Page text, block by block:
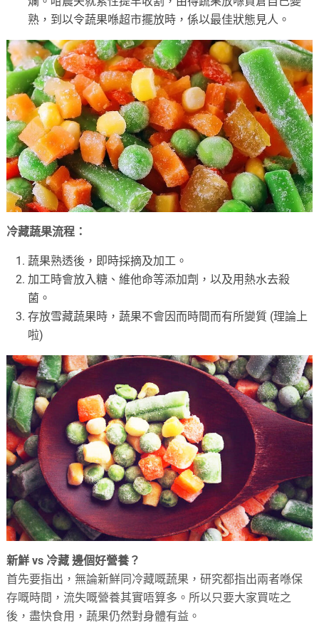
熟，到以令蔬果喺超市擺放時，係以最佳狀態見人。
冷藏蔬果流程：
蔬果熟透後，即時採摘及加工。
加工時會放入糖、維他命等添加劑，以及用熱水去殺
菌。
存放雪藏蔬果時，蔬果不會因而時間而有所變質 (理論上
啦)
新鮮 vs 冷藏 邊個好營養？
首先要指出，無論新鮮同冷藏嘅蔬果，研究都指出兩者喺保
存嘅時間，流失嘅營養其實唔算多。所以只要大家買咗之
後，盡快食用，蔬果仍然對身體有益。